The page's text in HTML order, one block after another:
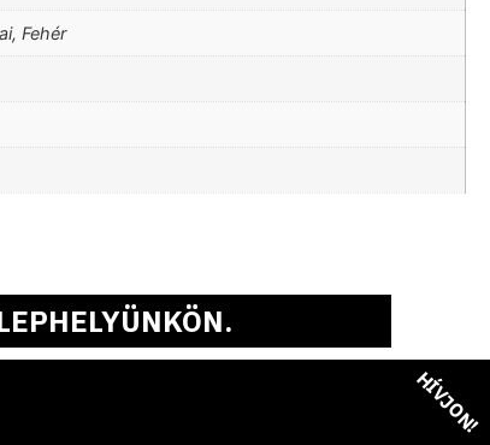
Fehér
HÍVJON!